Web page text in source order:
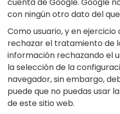
con ningún otro dato del
Como usuario, y en
rechazar el tratamiento de
información rechazando el
la selección de la
navegador, sin embargo,
puede que no puedas usar
de este sitio web.